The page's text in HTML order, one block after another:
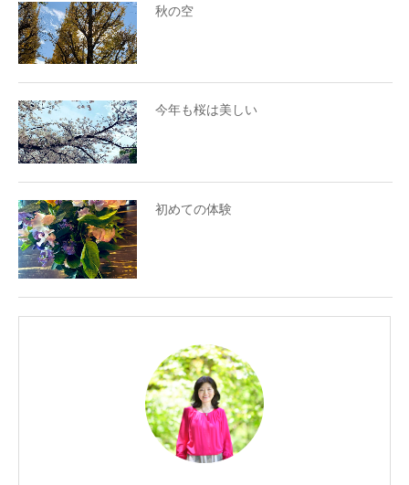
秋の空
今年も桜は美しい
初めての体験